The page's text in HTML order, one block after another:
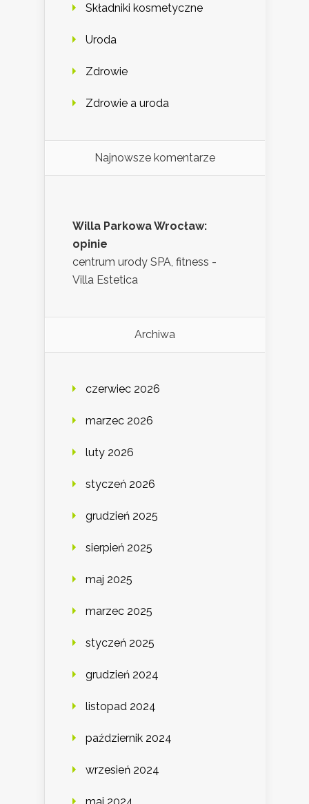
Składniki kosmetyczne
Uroda
Zdrowie
Zdrowie a uroda
Najnowsze komentarze
Willa Parkowa Wrocław:
opinie
centrum urody SPA, fitness -
Villa Estetica
Archiwa
czerwiec 2026
marzec 2026
luty 2026
styczeń 2026
grudzień 2025
sierpień 2025
maj 2025
marzec 2025
styczeń 2025
grudzień 2024
listopad 2024
październik 2024
wrzesień 2024
maj 2024